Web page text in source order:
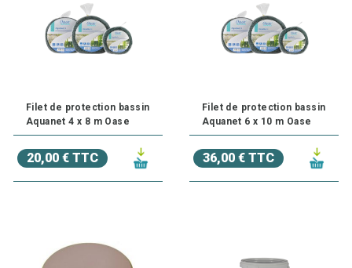
Filet de protection bassin
Aquanet 4 x 8 m Oase
20,00 € TTC
Filet de protection bassin
Aquanet 6 x 10 m Oase
36,00 € TTC